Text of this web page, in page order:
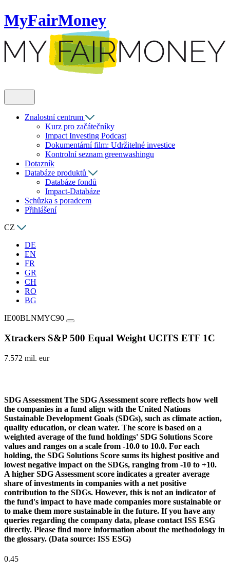
MyFairMoney
Znalostní centrum
Kurz pro začátečníky
Impact Investing Podcast
Dokumentární film: Udržitelné investice
Kontrolní seznam greenwashingu
Dotazník
Databáze produktů
Databáze fondů
Impact-Databáze
Schůzka s poradcem
Přihlášení
CZ
DE
EN
FR
GR
CH
RO
BG
IE00BLNMYC90
Xtrackers S&P 500 Equal Weight UCITS ETF 1C
7.572 mil. eur
SDG Assessment The SDG Assessment score reflects how well
the companies in a fund align with the United Nations
Sustainable Development Goals (SDGs), such as climate action,
quality education, or clean water. The score is based on a
weighted average of the fund holdings' SDG Solutions Score
values and ranges on a scale from -10.0 to 10.0. For each
holding, the SDG Solutions Score sums its highest positive and
lowest negative impact on the SDGs, ranging from -10 to +10.
A higher SDG Assessment score indicates a greater average
share of investments in companies with a net positive
contribution to the SDGs. However, this is not an indicator of
the fund's impact to have made companies more sustainable or
to make them more sustainable in the future. If you have any
queries regarding the company data, please contact ISS ESG
directly. Please find more information about the methodology in
the glossary. (Data source: ISS ESG)
0.45